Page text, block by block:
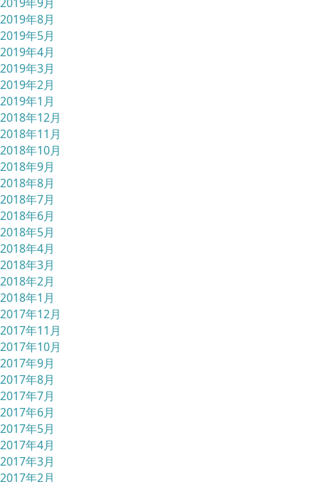
2019年8月
2019年5月
2019年4月
2019年3月
2019年2月
2019年1月
2018年12月
2018年11月
2018年10月
2018年9月
2018年8月
2018年7月
2018年6月
2018年5月
2018年4月
2018年3月
2018年2月
2018年1月
2017年12月
2017年11月
2017年10月
2017年9月
2017年8月
2017年7月
2017年6月
2017年5月
2017年4月
2017年3月
2017年2月